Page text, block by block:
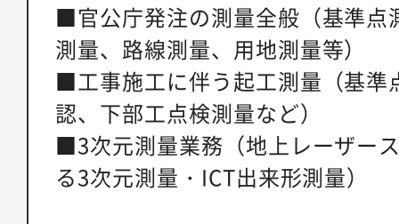
■官公庁発注の測量全般（基準点
測量、路線測量、用地測量等）
■工事施工に伴う起工測量（基準
認、下部工点検測量など）
■3次元測量業務（地上レーザー
る3次元測量・ICT出来形測量）